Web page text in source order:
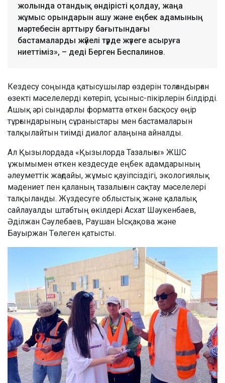
жолында отандық өндірісті қолдау, жаңа
жұмыс орындарын ашу және еңбек адамының
мәртебесін арттыру бағытындағы
бастамаларды жүйелі түрде жүзеге асыруға
ниеттіміз», – деді Берген Беспалинов.
Кездесу соңында қатысушылар өздерін толғандырған
өзекті мәселелерді көтеріп, ұсыныс-пікірлерін білдірді.
Ашық әрі сындарлы форматта өткен басқосу өңір
тұрғындарының сұраныстары мен бастамаларын
талқылайтын тиімді диалог алаңына айналды.
Ал Қызылордада «Қызылорда Тазалығы» ЖШС
ұжымымен өткен кездесуде еңбек адамдарының
әлеуметтік жағдайы, жұмыс қауіпсіздігі, экологиялық
мәдениет пен қаланың тазалығын сақтау мәселелері
талқыланды. Жүздесуге облыстық және қалалық
сайлауалды штабтың өкілдері Асхат Шәукенбаев,
Әділжан Сәулебаев, Раушан Ысқақова және
Бауыржан Төлеген қатысты.